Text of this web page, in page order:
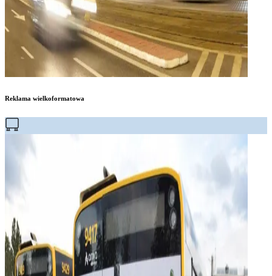
Reklama wielkoformatowa